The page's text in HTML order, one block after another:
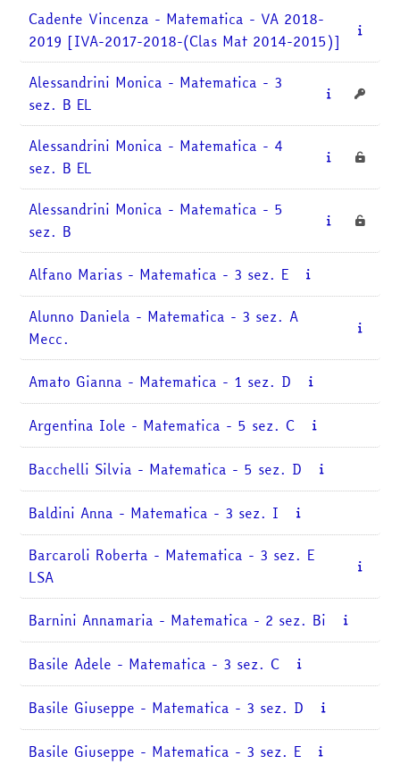
Cadente Vincenza - Matematica - VA 2018-
2019 [IVA-2017-2018-(Clas Mat 2014-2015)]
Alessandrini Monica - Matematica - 3
sez. B EL
Alessandrini Monica - Matematica - 4
sez. B EL
Alessandrini Monica - Matematica - 5
sez. B
Alfano Marias - Matematica - 3 sez. E
Alunno Daniela - Matematica - 3 sez. A
Mecc.
Amato Gianna - Matematica - 1 sez. D
Argentina Iole - Matematica - 5 sez. C
Bacchelli Silvia - Matematica - 5 sez. D
Baldini Anna - Matematica - 3 sez. I
Barcaroli Roberta - Matematica - 3 sez. E
LSA
Barnini Annamaria - Matematica - 2 sez. Bi
Basile Adele - Matematica - 3 sez. C
Basile Giuseppe - Matematica - 3 sez. D
Basile Giuseppe - Matematica - 3 sez. E